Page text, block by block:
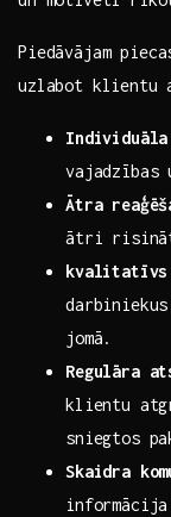
Piedāvājam
uzlabot klientu
vajadzības
Ātra
ātri
kvalitatīvs
jomā.
Regulāra
klientu
sniegtos
Skaidra​
informācija